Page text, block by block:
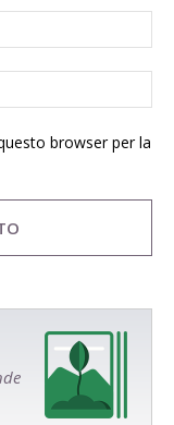
browser per la